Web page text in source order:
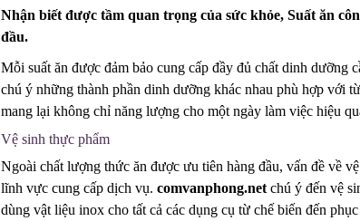
Nhận biết được tầm quan trọng của sức khỏe, Suất ăn
đầu.
Mỗi suất ăn được đảm bảo cung cấp đầy đủ chất dinh dưỡng
chú ý những thành phần dinh dưỡng khác nhau phù hợp với
mang lại không chỉ năng lượng cho một ngày làm việc hiệu
Vệ sinh thực phẩm
Ngoài chất lượng thức ăn được ưu tiên hàng đầu, vấn đề về
lĩnh vực cung cấp dịch vụ. comvanphong.netchú ý đến vệ
dùng vật liệu inox cho tất cả các dụng cụ từ chế biến đến